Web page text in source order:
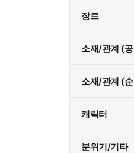
장르
소재/관계 (
소재/관계 (
캐릭터
분위기/기타